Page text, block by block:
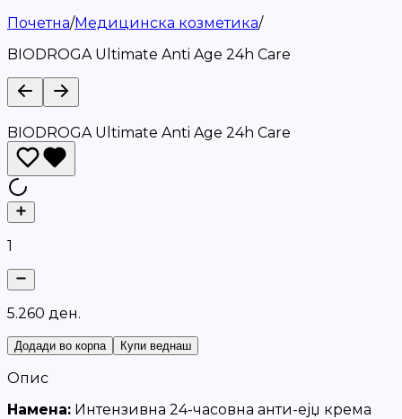
Почетна/Медицинска козметика/
BIODROGA Ultimate Anti Age 24h Care
BIODROGA Ultimate Anti Age 24h Care
1
5.260 ден.
Додади во корпа Купи веднаш
Опис
Намена: Интензивна 24-часовна анти-ејџ крема